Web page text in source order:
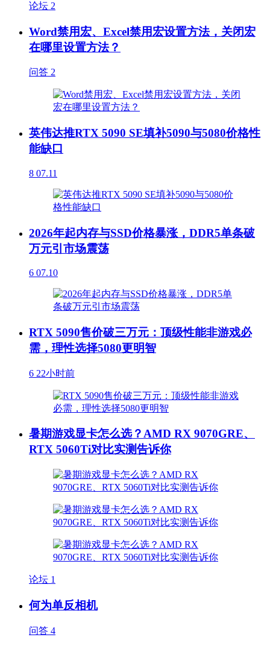
论坛 2
Word禁用宏、Excel禁用宏设置方法，关闭宏
在哪里设置方法？
问答 2
英伟达推RTX 5090 SE填补5090与5080价格性
能缺口
8 07.11
2026年起内存与SSD价格暴涨，DDR5单条破
万元引市场震荡
6 07.10
RTX 5090售价破三万元：顶级性能非游戏必
需，理性选择5080更明智
6 22小时前
暑期游戏显卡怎么选？AMD RX 9070GRE、
RTX 5060Ti对比实测告诉你
论坛 1
何为单反相机
问答 4